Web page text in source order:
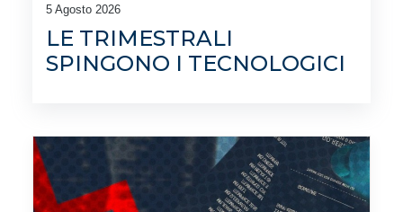
5 Agosto 2026
LE TRIMESTRALI
SPINGONO I TECNOLOGICI